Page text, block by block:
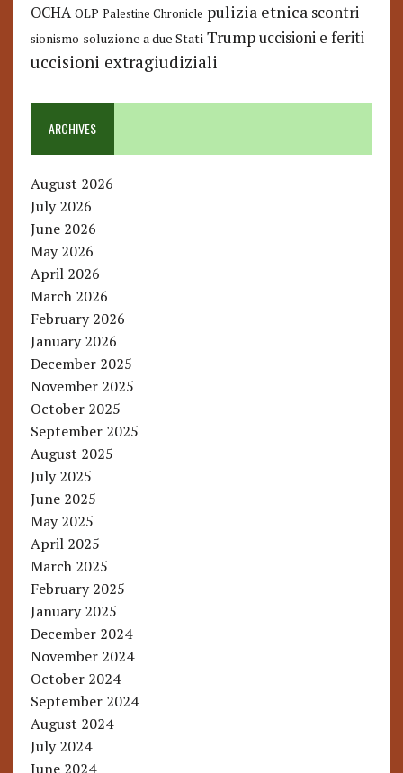
OCHA OLP Palestine Chronicle pulizia etnica scontri
sionismo soluzione a due Stati Trump uccisioni e feriti
uccisioni extragiudiziali
ARCHIVES
August 2026
July 2026
June 2026
May 2026
April 2026
March 2026
February 2026
January 2026
December 2025
November 2025
October 2025
September 2025
August 2025
July 2025
June 2025
May 2025
April 2025
March 2025
February 2025
January 2025
December 2024
November 2024
October 2024
September 2024
August 2024
July 2024
June 2024